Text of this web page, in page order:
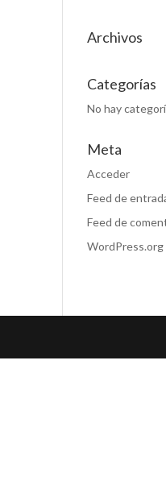
Archivos
Categorías
No hay
Meta
Acceder
Feed de
Feed de
WordPress.org